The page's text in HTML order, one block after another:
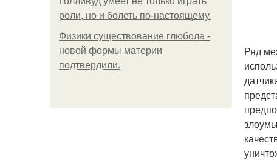
роли, но и болеть по-настоящему.
Физики существование глюбола -
новой формы материи
подтвердили.
Ряд